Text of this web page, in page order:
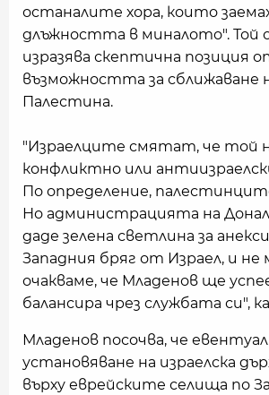
останалите хора, които
длъжността в миналото". Той
изразява скептична позиция
възможността за сближаване
Палестина.
"Израелците смятат, че той
конфликтно или
По определение,
Но администрацията на
даде зелена светлина за
Западния бряг от Израел, и не
очакваме, че Младенов ще
балансира чрез службата си",
Младенов посочва, че
установяване на израелска
върху еврейските селища по